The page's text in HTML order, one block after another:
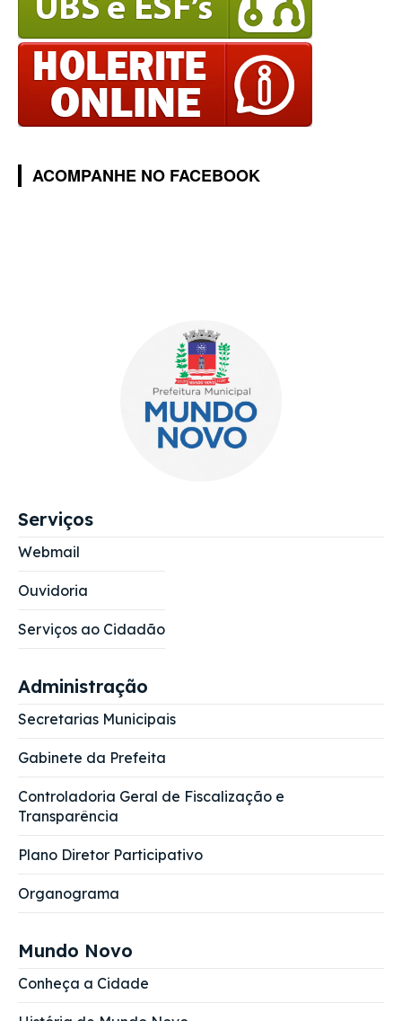
ACOMPANHE NO FACEBOOK
Serviços
Webmail
Ouvidoria
Serviços ao Cidadão
Administração
Secretarias Municipais
Gabinete da Prefeita
Controladoria Geral de Fiscalização e
Transparência
Plano Diretor Participativo
Organograma
Mundo Novo
Conheça a Cidade